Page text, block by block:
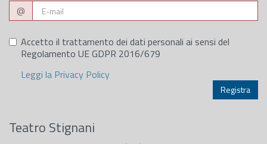
@
Accetto il trattamento dei dati personali ai sensi del
Regolamento UE GDPR 2016/679
Leggi la Privacy Policy
Teatro Stignani